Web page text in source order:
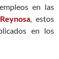
en las
, estos
en los